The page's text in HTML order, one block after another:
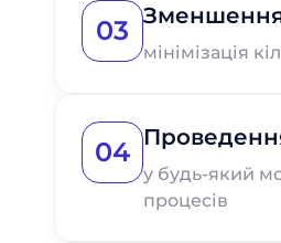
03
мінімізація
04
у будь-який
процесів